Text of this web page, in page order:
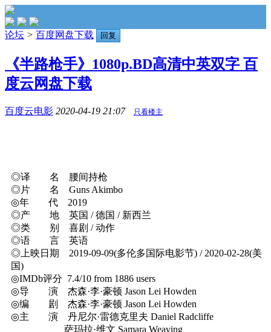
论坛 > 百度网盘下载 回复
《半路枪手》1080p.BD高清中英双字 百
度云网盘下载
百度云电影 2020-04-19 21:07 只看楼主
◎译 名 腰间持枪
◎片 名 Guns Akimbo
◎年 代 2019
◎产 地 英国 / 德国 / 新西兰
◎类 别 喜剧 / 动作
◎语 言 英语
◎上映日期 2019-09-09(多伦多国际电影节) / 2020-02-28(美
国)
◎IMDb评分 7.4/10 from 1886 users
◎导 演 杰森·李·豪顿 Jason Lei Howden
◎编 剧 杰森·李·豪顿 Jason Lei Howden
◎主 演 丹尼尔·雷德克里夫 Daniel Radcliffe
萨玛拉·维文 Samara Weaving